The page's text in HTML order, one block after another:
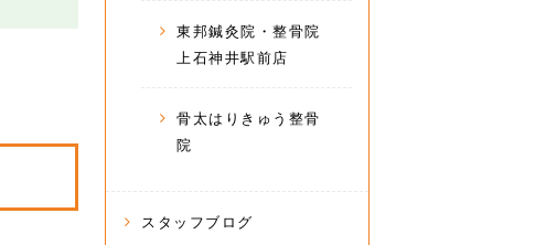
東邦鍼灸院・整骨院
上石神井駅前店
骨太はりきゅう整骨
院
スタッフブログ